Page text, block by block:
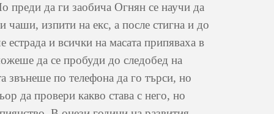
да ги заобича Огнян се научи да
чаши, изпити на екс, а после стигна и до
и всички на масата припяваха в
да се пробуди до следобед на
звънеше по телефона да го търси, но
да провери какво става с него, но